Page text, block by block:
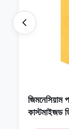
জিমনেসিয়াম
কাস্টমাইজড